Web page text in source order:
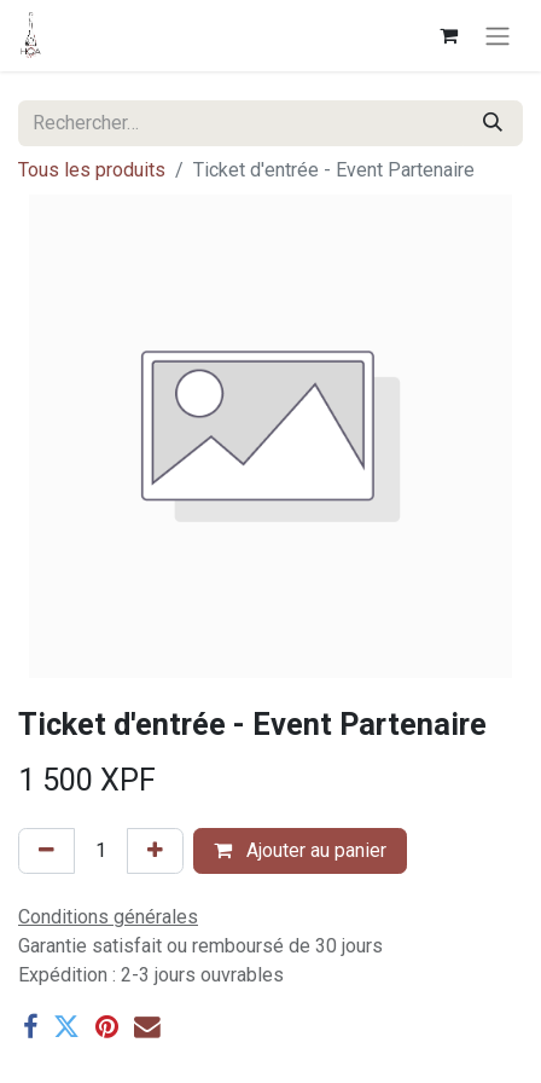
Tous les produits Ticket d'entrée - Event Partenaire
Ticket d'entrée - Event Partenaire
1 500 XPF
Ajouter au panier
Conditions générales
Garantie satisfait ou remboursé de 30 jours
Expédition : 2-3 jours ouvrables